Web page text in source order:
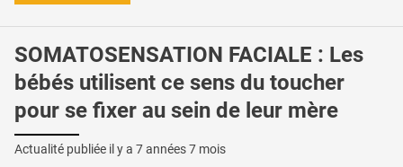
SOMATOSENSATION FACIALE : Les
bébés utilisent ce sens du toucher
pour se fixer au sein de leur mère
Actualité publiée il y a 7 années 7 mois